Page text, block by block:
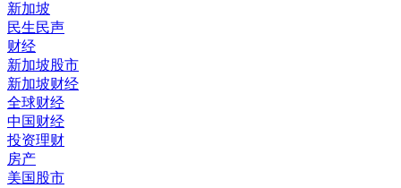
新加坡
民生民声
财经
新加坡股市
新加坡财经
全球财经
中国财经
投资理财
房产
美国股市